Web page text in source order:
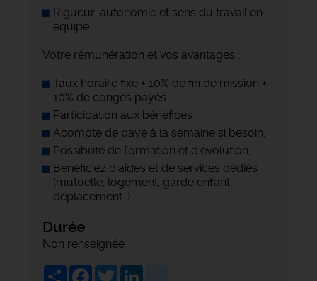
Rigueur, autonomie et sens du travail en
équipe
Votre rémunération et vos avantages :
Taux horaire fixe + 10% de fin de mission +
10% de congés payés
Participation aux bénéfices
Acompte de paye à la semaine si besoin,
Possibilité de formation et d'évolution,
Bénéficiez d'aides et de services dédiés
(mutuelle, logement, garde enfant,
déplacement…)
Durée
Non renseignée
ShareFacebook
Twitter